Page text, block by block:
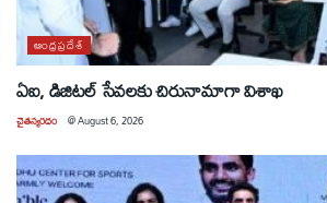
ఆంధ్రప్రదేశ్
ఏఐ, డిజిటల్ సేవలకు చిరునామాగా విశాఖ
చైతన్యరధం @August 6, 2026